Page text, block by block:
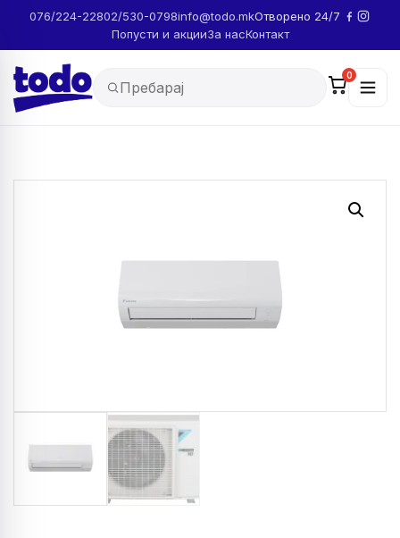
076/224-22802/530-0798info@todo.mkОтворено 24/7
Попусти и акцииЗа насКонтакт
0